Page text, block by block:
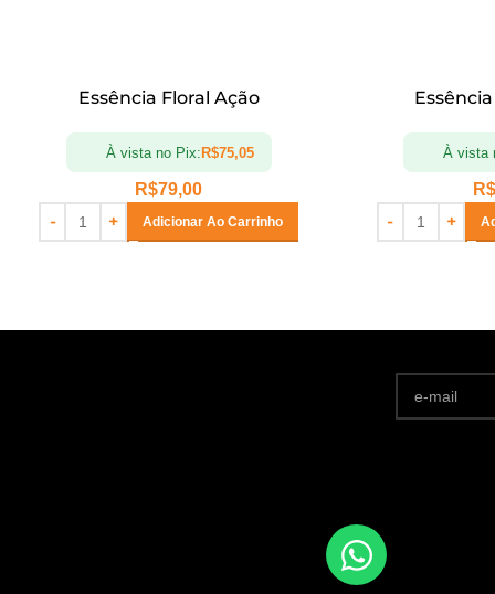
Essência Floral Ação
À vista no Pix:R$75,05
R$79,00
Adicionar Ao Carrinho
À vista
R$